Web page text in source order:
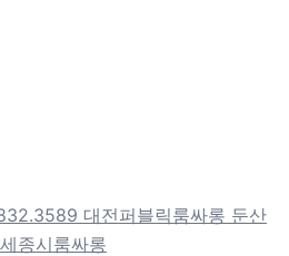
대전퍼블릭룸싸롱 둔산
종시룸싸롱